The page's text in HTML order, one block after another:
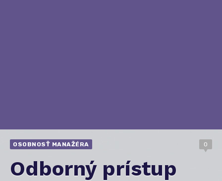
OSOBNOSŤ MANAŽÉRA 0
Odborný prístup